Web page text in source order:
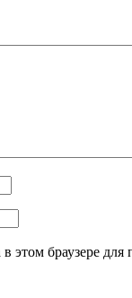
этом браузере